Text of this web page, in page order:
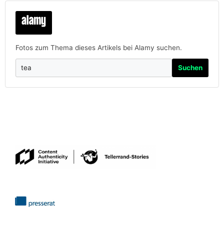
Fotos zum Thema dieses Artikels bei Alamy suchen.
Suchen